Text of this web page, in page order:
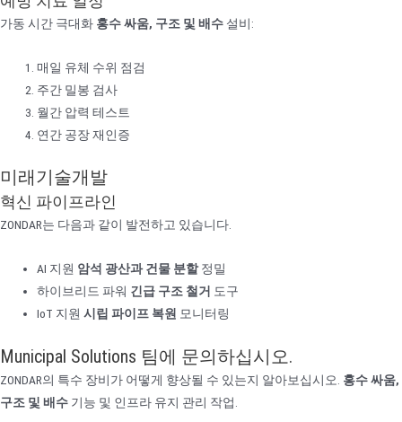
가동 시간 극대화 홍수 싸움, 구조 및 배수 설비:
매일 유체 수위 점검
주간 밀봉 검사
월간 압력 테스트
연간 공장 재인증
미래기술개발
혁신 파이프라인
ZONDAR는 다음과 같이 발전하고 있습니다.
AI 지원 암석 광산과 건물 분할정밀
하이브리드 파워 긴급 구조 철거 도구
IoT 지원시립 파이프 복원 모니터링
Municipal Solutions 팀에 문의하십시오.
ZONDAR의 특수 장비가 어떻게 향상될 수 있는지 알아보십시오. 홍수 싸움,
구조 및 배수 기능 및 인프라 유지 관리 작업.